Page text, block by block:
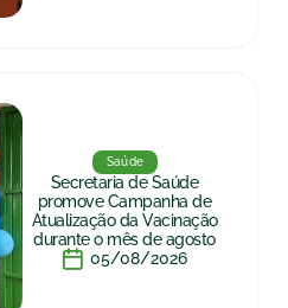
Saúde
Secretaria de Saúde
promove Campanha de
Atualização da Vacinação
durante o mês de agosto
05/08/2026